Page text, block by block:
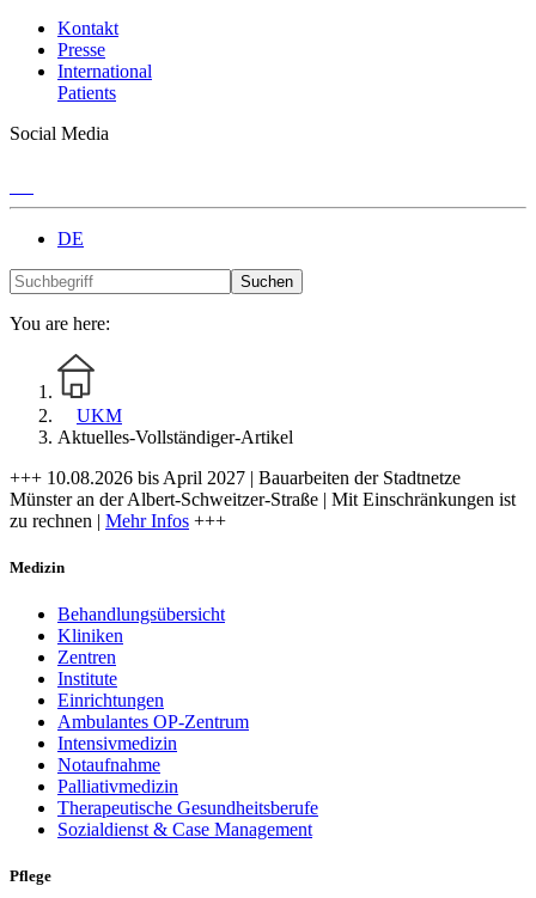
Kontakt
Presse
International
Patients
Social Media
DE
Suchen
You are here:
UKM
Aktuelles-Vollständiger-Artikel
+++ 10.08.2026 bis April 2027 | Bauarbeiten der Stadtnetze
Münster an der Albert-Schweitzer-Straße | Mit Einschränkungen ist
zu rechnen | Mehr Infos +++
Medizin
Behandlungsübersicht
Kliniken
Zentren
Institute
Einrichtungen
Ambulantes OP-Zentrum
Intensivmedizin
Notaufnahme
Palliativmedizin
Therapeutische Gesundheitsberufe
Sozialdienst & Case Management
Pflege